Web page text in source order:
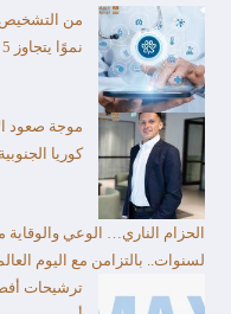
من التشخيص
نموًا يتجاوز 5 أضعاف في رحلة صحية أكثر تكاملاً
موجة صعود
كوريا
الحزام الناري… الوعي
لسنوات.. بالتزامن مع اليوم